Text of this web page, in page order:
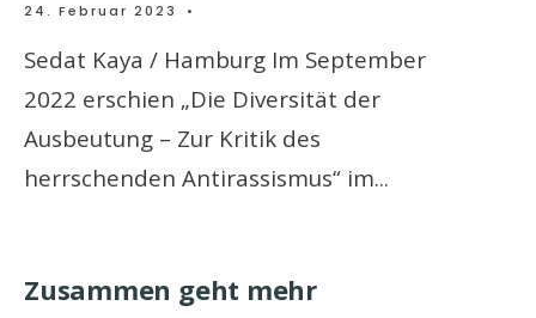
24. Februar 2023 •
Sedat Kaya / Hamburg Im September
2022 erschien „Die Diversität der
Ausbeutung – Zur Kritik des
herrschenden Antirassismus“ im...
Zusammen geht mehr